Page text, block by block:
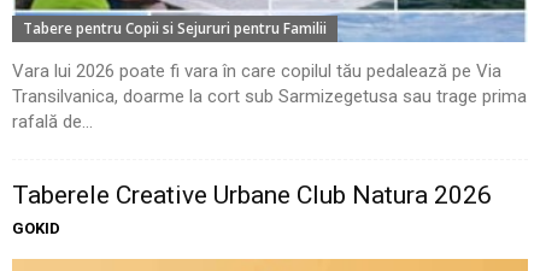
Tabere pentru Copii si Sejururi pentru Familii
Vara lui 2026 poate fi vara în care copilul tău pedalează pe Via
Transilvanica, doarme la cort sub Sarmizegetusa sau trage prima
rafală de...
Taberele Creative Urbane Club Natura 2026
GOKID